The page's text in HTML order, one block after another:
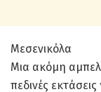
Μεσενικόλα
Μια ακόμη
πεδινές